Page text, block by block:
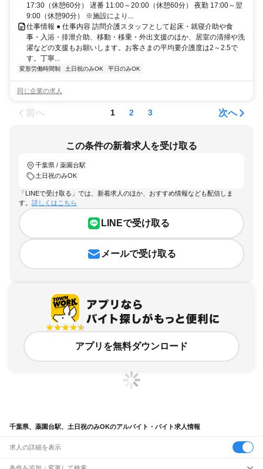
17:30（休憩60分） 遅番 11:00～20:00（休憩60分） 夜勤 17:00～翌
9:00（休憩90分） ※施設により...
仕事情報 ● 仕事内容 訪問介護スタッフとして起床・就寝介助や食
事・入浴・排泄介助、移動・移乗・外出支援のほか、居室の清掃や洗
濯などの支援もお願いします。お客さまの平均要介護度は2～2.5で
す。丁寧...
変形労働時間制 土日祝のみOK 平日のみOK
同じ企業の求人
前へ 1 2 3 次へ
この条件の新着求人を受け取る
千葉県 / 薬園台駅
土日祝のみOK
「LINEで受け取る」では、新着求人のほか、おすすめ情報なども配信しま
す。 詳しくはこちら
LINEで受け取る
メールで受け取る
アプリを無料ダウンロード
千葉県、薬園台駅、土日祝のみOKのアルバイト・バイト求人情報
求人の詳細を表示